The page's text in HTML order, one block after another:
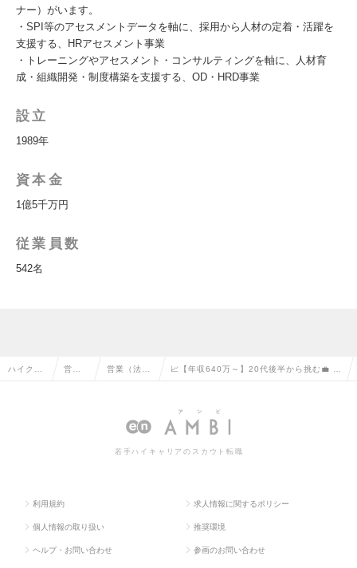
ナー）がいます。
・SPI等のアセスメントデータを軸に、採用から人材の定着・活躍を
支援する、HRアセスメント事業
・トレーニングやアセスメント・コンサルティングを軸に、人材育
成・組織開発・制度構築を支援する、OD・HRD事業
設立
1989年
資本金
1億5千万円
従業員数
542名
ハイクラ 営業 営業（法人 📈【年収640万～】20代後半から挑む💼 大
報
若手ハイキャリアのスカウト転職
利用規約 求人情報に関するポリシー
個人情報の取り扱い 推奨環境
ヘルプ・お問い合わせ 参画のお問い合わせ